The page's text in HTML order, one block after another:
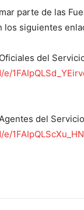
parte de las
siguientes
del
del